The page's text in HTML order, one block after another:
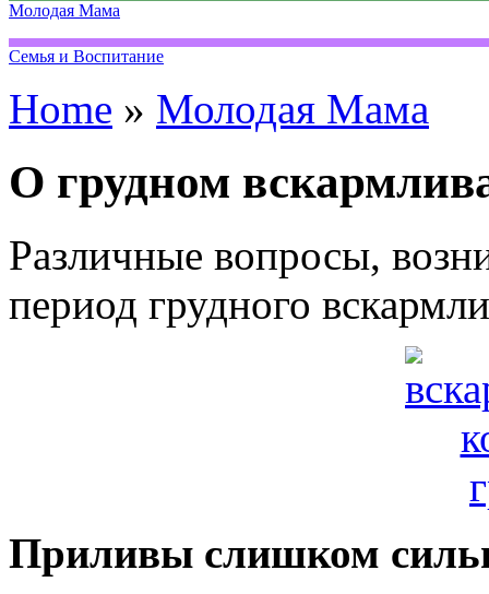
Молодая Мама
Семья и Воспитание
Home » Молодая Мама
О грудном
Различные вопросы,
период грудного
Приливы слишком